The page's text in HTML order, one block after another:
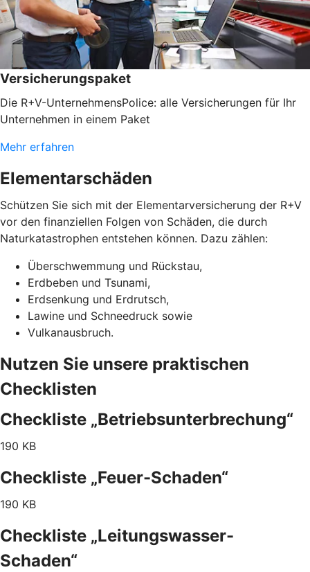
Versicherungspaket
Die R+V-UnternehmensPolice: alle Versicherungen für Ihr
Unternehmen in einem Paket
Mehr erfahren
Elementarschäden
Schützen Sie sich mit der Elementarversicherung der R+V
vor den finanziellen Folgen von Schäden, die durch
Naturkatastrophen entstehen können. Dazu zählen:
Überschwemmung und Rückstau,
Erdbeben und Tsunami,
Erdsenkung und Erdrutsch,
Lawine und Schneedruck sowie
Vulkanausbruch.
Nutzen Sie unsere praktischen
Checklisten
Checkliste „Betriebsunterbrechung“
190 KB
Checkliste „Feuer-Schaden“
190 KB
Checkliste „Leitungswasser-
Schaden“